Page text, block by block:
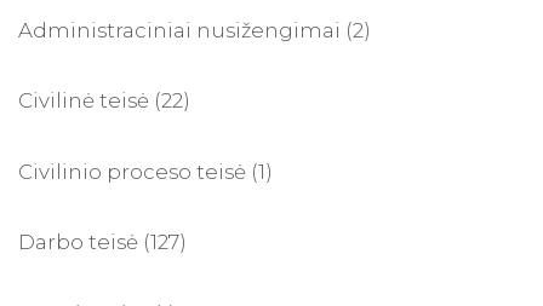
Administraciniai nusižengimai (2)
Civilinė teisė (22)
Civilinio proceso teisė (1)
Darbo teisė (127)